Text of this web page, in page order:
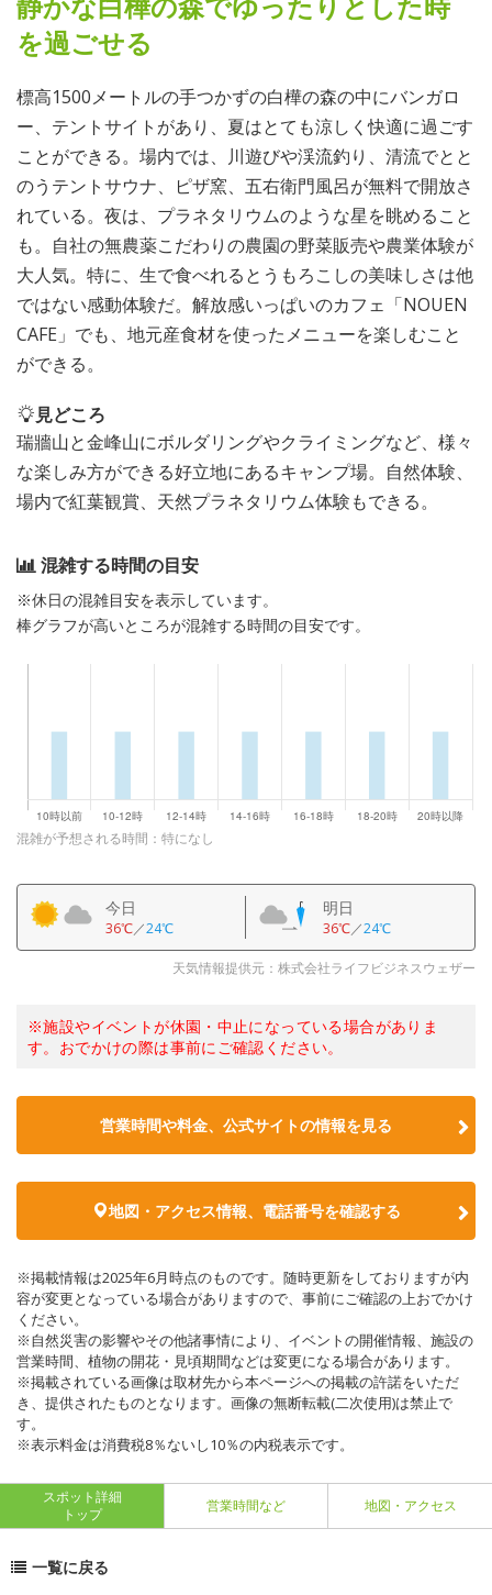
を過ごせる
標高1500メートルの手つかずの白樺の森の中にバンガロ
ー、テントサイトがあり、夏はとても涼しく快適に過ごす
ことができる。場内では、川遊びや渓流釣り、清流でとと
のうテントサウナ、ピザ窯、五右衛門風呂が無料で開放さ
れている。夜は、プラネタリウムのような星を眺めること
も。自社の無農薬こだわりの農園の野菜販売や農業体験が
大人気。特に、生で食べれるとうもろこしの美味しさは他
ではない感動体験だ。解放感いっぱいのカフェ「NOUEN
CAFE」でも、地元産食材を使ったメニューを楽しむこと
ができる。
見どころ
瑞牆山と金峰山にボルダリングやクライミングなど、様々
な楽しみ方ができる好立地にあるキャンプ場。自然体験、
場内で紅葉観賞、天然プラネタリウム体験もできる。
混雑する時間の目安
※休日の混雑目安を表示しています。
棒グラフが高いところが混雑する時間の目安です。
混雑が予想される時間：特になし
今日
36℃／24℃
明日
36℃／24℃
天気情報提供元：株式会社ライフビジネスウェザー
※施設やイベントが休園・中止になっている場合がありま
す。おでかけの際は事前にご確認ください。
営業時間や料金、公式サイトの情報を見る
地図・アクセス情報、電話番号を確認する
※掲載情報は2025年6月時点のものです。随時更新をしておりますが内
容が変更となっている場合がありますので、事前にご確認の上おでかけ
ください。
※自然災害の影響やその他諸事情により、イベントの開催情報、施設の
営業時間、植物の開花・見頃期間などは変更になる場合があります。
※掲載されている画像は取材先から本ページへの掲載の許諾をいただ
き、提供されたものとなります。画像の無断転載(二次使用)は禁止で
す。
※表示料金は消費税8％ないし10％の内税表示です。
スポット詳細
トップ
営業時間など 地図・アクセス
一覧に戻る